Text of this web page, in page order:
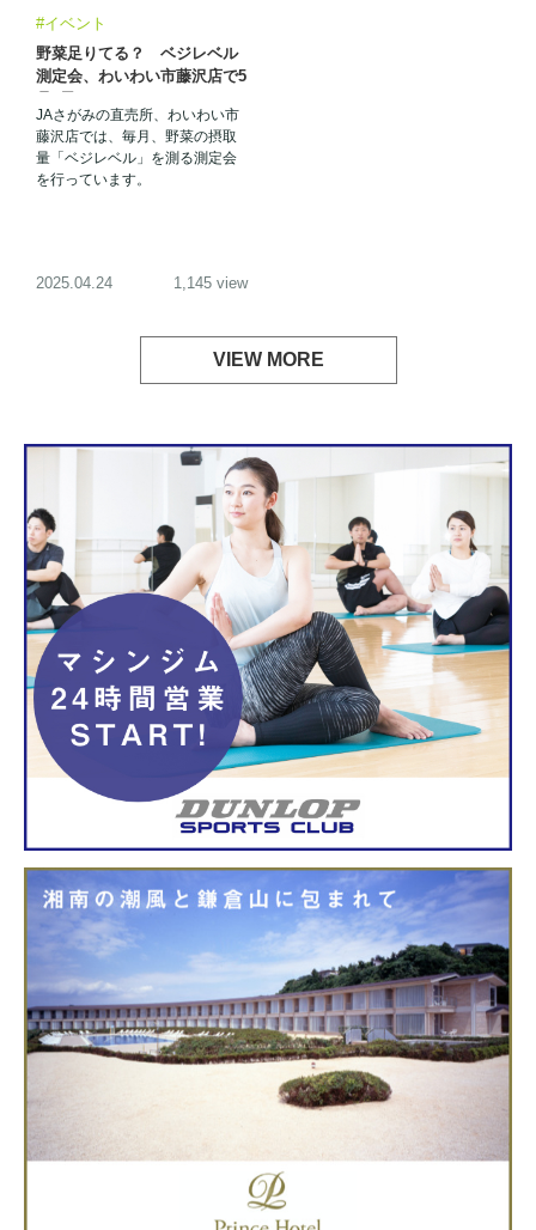
#イベント
野菜足りてる？ ベジレベル
測定会、わいわい市藤沢店で5
月9日に
JAさがみの直売所、わいわい市
藤沢店では、毎月、野菜の摂取
量「ベジレベル」を測る測定会
を行っています。
2025.04.24 1,145 view
VIEW MORE